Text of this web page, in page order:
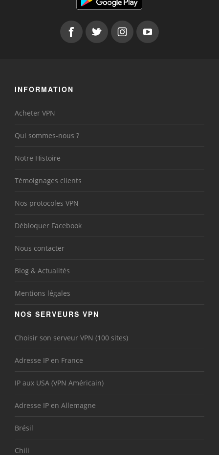
INFORMATION
Acheter VPN
Qui sommes-nous ?
Notre Histoire
Témoignages clients
Nos protocoles VPN
Débloquer Facebook
Nous contacter
Blog & Actualités
Mentions légales
NOS SERVEURS VPN
Choisir son serveur VPN (100 sites)
Adresse IP en France
IP aux USA (VPN Américain)
Adresse IP en Allemagne
Brésil
Chili